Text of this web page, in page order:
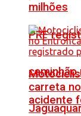
PRF
caminhão
milhões
carreta
acidente